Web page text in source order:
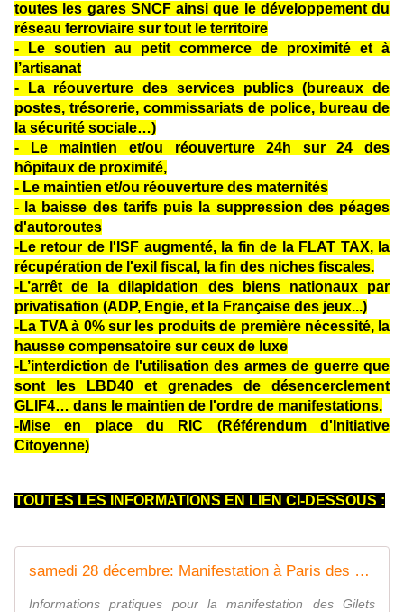
toutes les gares SNCF ainsi que le développement du
réseau ferroviaire sur tout le territoire
- Le soutien au petit commerce de proximité et à
l’artisanat
- La réouverture des services publics (bureaux de
postes, trésorerie, commissariats de police, bureau de
la sécurité sociale…)
- Le maintien et/ou réouverture 24h sur 24 des
hôpitaux de proximité,
- Le maintien et/ou réouverture des maternités
- la baisse des tarifs puis la suppression des péages
d'autoroutes
-Le retour de l'ISF augmenté, la fin de la FLAT TAX, la
récupération de l'exil fiscal, la fin des niches fiscales.
-L’arrêt de la dilapidation des biens nationaux par
privatisation (ADP, Engie, et la Française des jeux...)
-La TVA à 0% sur les produits de première nécessité, la
hausse compensatoire sur ceux de luxe
-L’interdiction de l'utilisation des armes de guerre que
sont les LBD40 et grenades de désencerclement
GLIF4… dans le maintien de l'ordre de manifestations.
-Mise en place du RIC (Référendum d'Initiative
Citoyenne)
TOUTES LES INFORMATIONS EN LIEN CI-DESSOUS :
samedi 28 décembre: Manifestation à Paris des Gilets jaunes
Informations pratiques pour la manifestation des Gilets